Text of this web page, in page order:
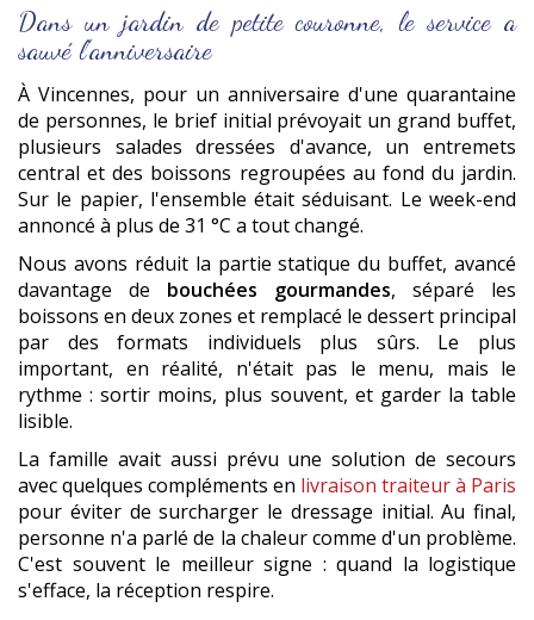
Dans un jardin de petite couronne, le service a
sauvé l'anniversaire
À Vincennes, pour un anniversaire d'une quarantaine
de personnes, le brief initial prévoyait un grand buffet,
plusieurs salades dressées d'avance, un entremets
central et des boissons regroupées au fond du jardin.
Sur le papier, l'ensemble était séduisant. Le week-end
annoncé à plus de 31 °C a tout changé.
Nous avons réduit la partie statique du buffet, avancé
davantage de bouchées gourmandes, séparé les
boissons en deux zones et remplacé le dessert principal
par des formats individuels plus sûrs. Le plus
important, en réalité, n'était pas le menu, mais le
rythme : sortir moins, plus souvent, et garder la table
lisible.
La famille avait aussi prévu une solution de secours
avec quelques compléments en livraison traiteur à Paris
pour éviter de surcharger le dressage initial. Au final,
personne n'a parlé de la chaleur comme d'un problème.
C'est souvent le meilleur signe : quand la logistique
s'efface, la réception respire.